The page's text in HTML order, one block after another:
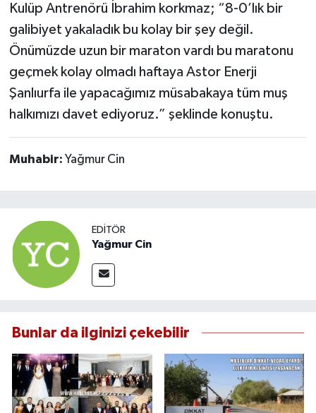
Kulüp Antrenörü İbrahim korkmaz; “8-0’lık bir
galibiyet yakaladık bu kolay bir şey değil.
Önümüzde uzun bir maraton vardı bu maratonu
geçmek kolay olmadı haftaya Astor Enerji
Şanlıurfa ile yapacağımız müsabakaya tüm muş
halkımızı davet ediyoruz.” şeklinde konuştu.
Muhabir: Yağmur Cin
EDITÖR
Yağmur Cin
Bunlar da ilginizi çekebilir